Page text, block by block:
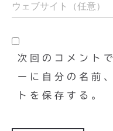
次回のコメント
ーに自分の名前
トを保存する。